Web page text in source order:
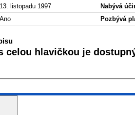
13. listopadu 1997
Nabývá
Ano Pozbývá
celou hlavičkou je